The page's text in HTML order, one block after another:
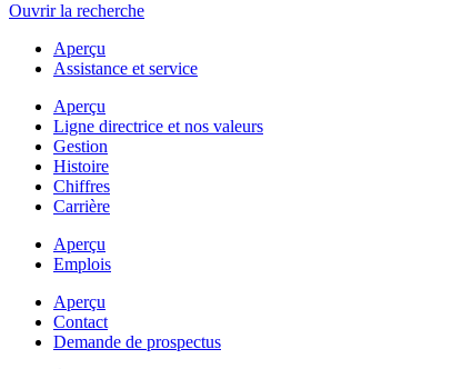
Ouvrir la recherche
Aperçu
Assistance et service
Aperçu
Ligne directrice et nos valeurs
Gestion
Histoire
Chiffres
Carrière
Aperçu
Emplois
Aperçu
Contact
Demande de prospectus